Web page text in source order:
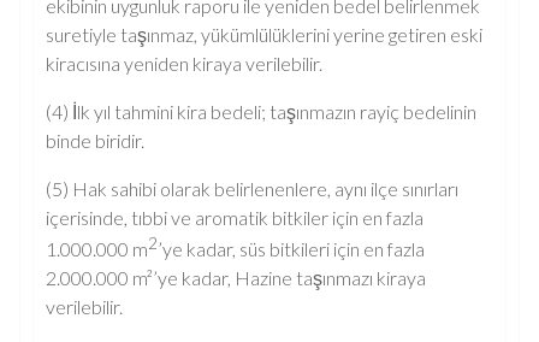
ekibinin uygunluk raporu ile yeniden bedel belirlenmek
suretiyle taşınmaz, yükümlülüklerini yerine getiren eski
kiracısına yeniden kiraya verilebilir.
(4) İlk yıl tahmini kira bedeli; taşınmazın rayiç bedelinin
binde biridir.
(5) Hak sahibi olarak belirlenenlere, aynı ilçe sınırları
içerisinde, tıbbi ve aromatik bitkiler için en fazla
1.000.000 m2’ye kadar, süs bitkileri için en fazla
2.000.000 m²’ye kadar, Hazine taşınmazı kiraya
verilebilir.